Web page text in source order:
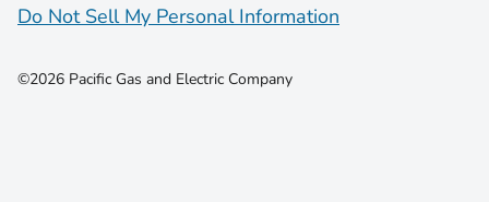
Do Not Sell My Personal Information
©2026 Pacific Gas and Electric Company